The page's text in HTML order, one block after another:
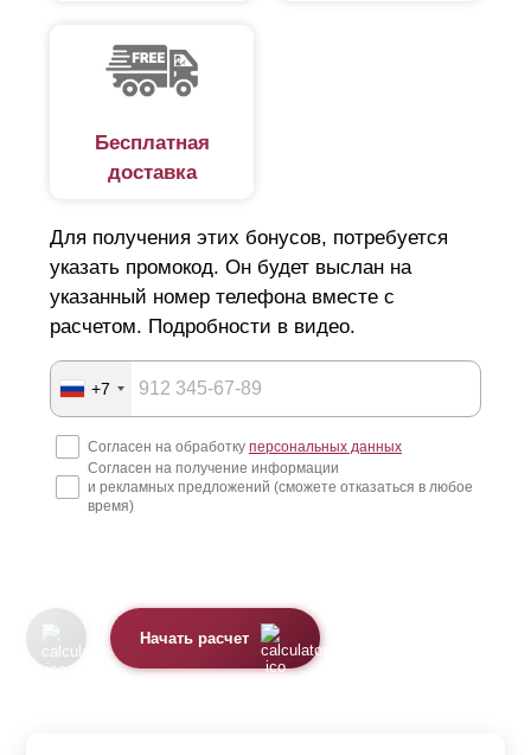
Бесплатная
доставка
Для получения этих бонусов, потребуется
указать промокод. Он будет выслан на
указанный номер телефона вместе с
расчетом. Подробности в видео.
+7
Согласен на обработку персональных данных
Согласен на получение информации
и рекламных предложений (сможете отказаться в любое
время)
Начать расчет